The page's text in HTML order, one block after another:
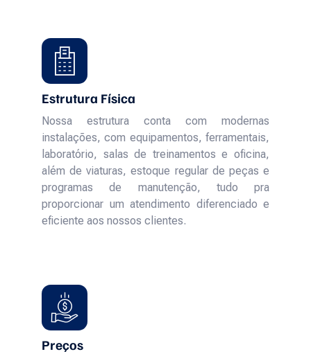
Estrutura Física
Nossa estrutura conta com modernas
instalações, com equipamentos, ferramentais,
laboratório, salas de treinamentos e oficina,
além de viaturas, estoque regular de peças e
programas de manutenção, tudo pra
proporcionar um atendimento diferenciado e
eficiente aos nossos clientes.
Preços